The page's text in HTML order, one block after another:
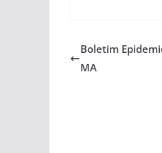
Boletim
MA